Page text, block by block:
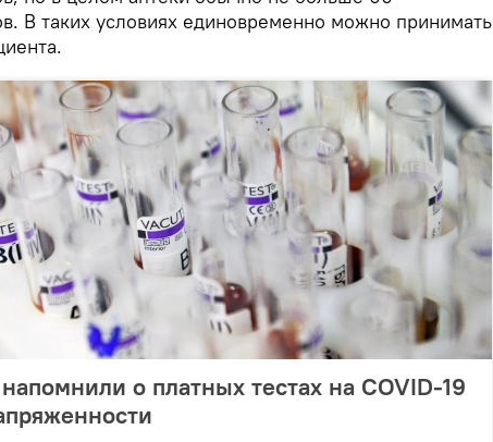
В таких условиях единовременно можно принимать
о платных тестах на COVID-19